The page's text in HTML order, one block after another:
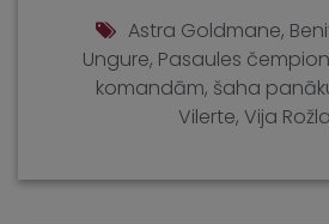
Astra Goldmane,
Ungure, Pasaules
komandām, šaha
Vilerte, Vija